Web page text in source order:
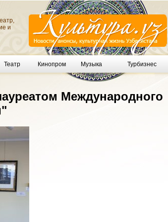
и
Театр Кинопром Музыка Турбизнес
Международного